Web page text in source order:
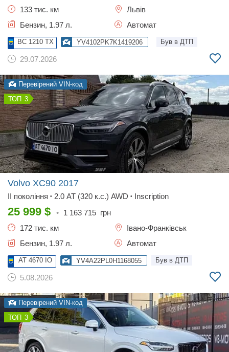
133 тис. км
Львів
Бензин, 1.97 л.
Автомат
BC 1210 TX YV4102PK7K1419206 Був в ДТП
29.07.2026
Перевірений VIN-код
3
Volvo XC90 2017
II покоління • 2.0 AT (320 к.с.) AWD • Inscription
25 999 $ • 1 163 715 грн
172 тис. км
Івано-Франківськ
Бензин, 1.97 л.
Автомат
AT 4670 IO YV4A22PL0H1168055 Був в ДТП
5.08.2026
Перевірений VIN-код
3